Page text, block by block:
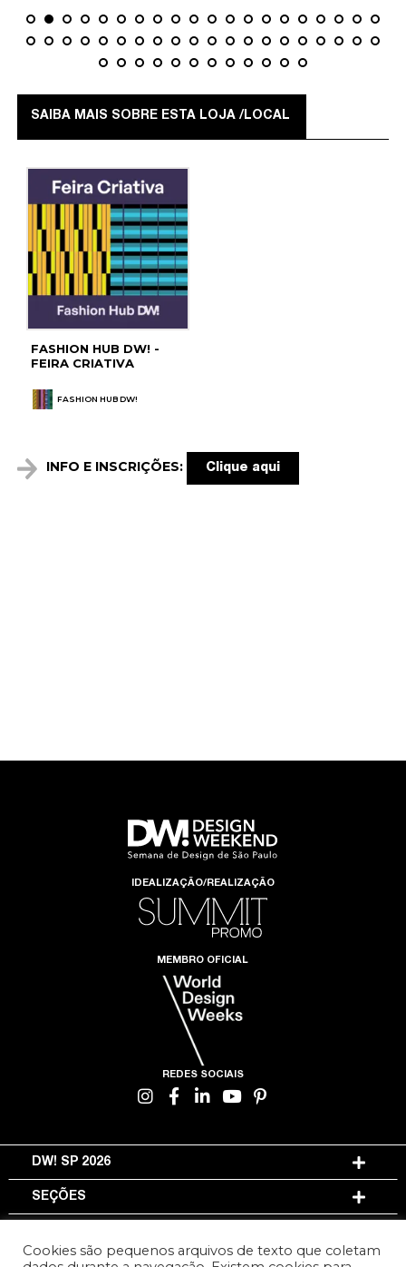
SAIBA MAIS SOBRE ESTA LOJA /LOCAL
FASHION HUB DW! -
FEIRA CRIATIVA
FASHION HUB DW!
INFO E INSCRIÇÕES: Clique aqui
IDEALIZAÇÃO/REALIZAÇÃO
MEMBRO OFICIAL
REDES SOCIAIS
DW! SP 2026
SEÇÕES
Cookies são pequenos arquivos de texto que coletam